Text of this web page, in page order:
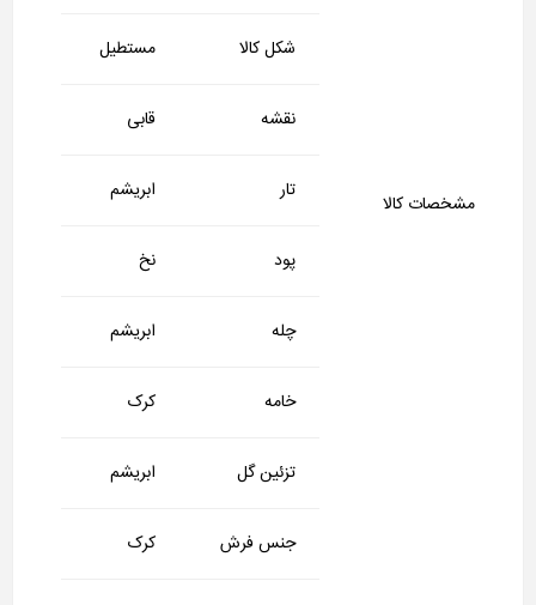
مشخصات کالا
شکل کالا مستطیل
نقشه قابی
تار ابریشم
پود نخ
چله ابریشم
خامه کرک
تزئین گل ابریشم
جنس فرش کرک